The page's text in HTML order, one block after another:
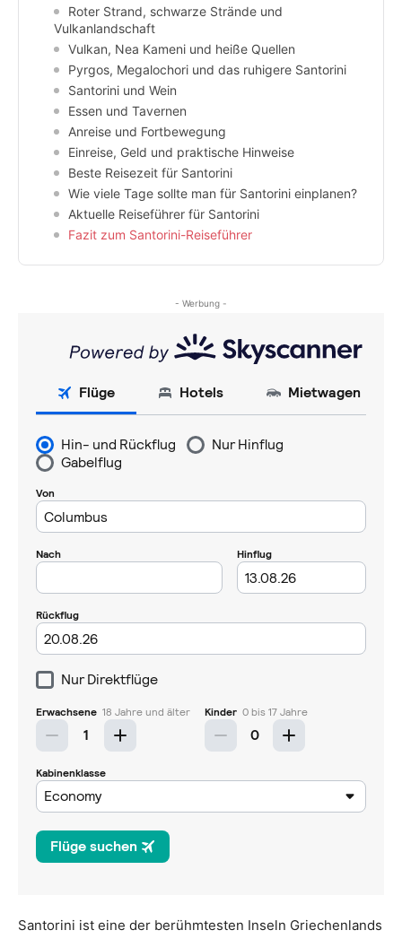
Roter Strand, schwarze Strände und
Vulkanlandschaft
Vulkan, Nea Kameni und heiße Quellen
Pyrgos, Megalochori und das ruhigere Santorini
Santorini und Wein
Essen und Tavernen
Anreise und Fortbewegung
Einreise, Geld und praktische Hinweise
Beste Reisezeit für Santorini
Wie viele Tage sollte man für Santorini einplanen?
Aktuelle Reiseführer für Santorini
Fazit zum Santorini-Reiseführer
- Werbung -
Santorini ist eine der berühmtesten Inseln Griechenlands